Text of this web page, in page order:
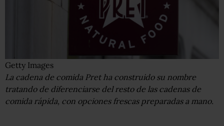
Getty Images
La cadena de comida Pret ha construido su nombre
tratando de diferenciarse del resto de las cadenas de
comida rápida, con opciones frescas preparadas a mano.